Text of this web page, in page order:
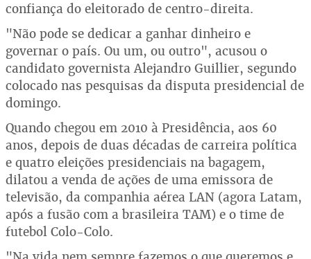
confiança do eleitorado de centro-direita.
"Não pode se dedicar a ganhar dinheiro e
governar o país. Ou um, ou outro", acusou o
candidato governista Alejandro Guillier, segundo
colocado nas pesquisas da disputa presidencial de
domingo.
Quando chegou em 2010 à Presidência, aos 60
anos, depois de duas décadas de carreira política
e quatro eleições presidenciais na bagagem,
dilatou a venda de ações de uma emissora de
televisão, da companhia aérea LAN (agora Latam,
após a fusão com a brasileira TAM) e o time de
futebol Colo-Colo.